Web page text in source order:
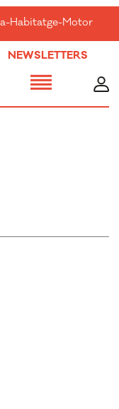
-Habitatge-Motor-
NEWSLETTERS